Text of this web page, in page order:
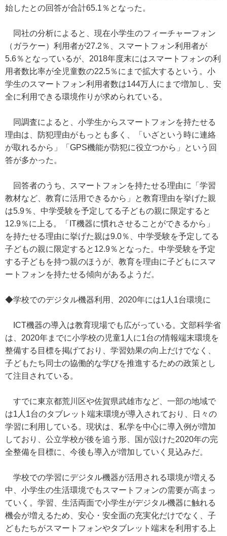
始したとの回答が合計65.1％となった。
同社の分析によると、現在小学生のフィーチャーフォン
（ガラケー）利用者が27.2％、スマートフォン利用者が
5.6％となっているが、2018年度末にはスマートフォンの利
用者数比率が全児童数の22.5％にまで拡大するという。小
学生のスマートフォン利用者数は144万人にまで増加し、安
全に利用できる環境作りが求められている。
同調査によると、小学生からスマートフォンを持たせる
理由は、防犯理由がもっとも多く、「いざという時に連絡
が取れるから」「GPS機能が防犯に役立つから」という回
答が多かった。
回答者のうち、スマートフォンを持たせる理由に「学習
教材など、教育に活用できるから」と教育理由を挙げた親
は5.9％、中学受験を予定してる子どもの親に限定すると
12.9％に上る。「IT機器に慣れさせることができるから」
を持たせる理由に挙げた親は9.0％、中学受験を予定してる
子どもの親に限定すると12.9％となった。中学受験を予定
する子どもを持つ親のほうが、教育を理由に子どもにスマ
ートフォンを持たせる傾向があるようだ。
◆学校でのデジタル機器利用、2020年には1人1台環境に
ICT機器の導入は教育現場でも広がっている。文部科学省
は、2020年までに小学校の児童1人に1台の情報端末環境を
整備する目標を掲げており、学習効果の向上だけでなく、
子どもたち同士の協働的な学びを推進するための政策とし
て注目されている。
すでに東京都荒川区や佐賀県武雄市など、一部の地域で
は1人1台のタブレット端末環境が導入されており、日々の
学習に利用している。現状は、私学を中心に導入例が増加
しており、公立学校が後を追う形、国が設けた2020年の完
全整備を目標に、今後も導入が増加していく見込みだ。
学校での学習にデジタル機器が活用される環境が増える
中、小学生の生活環境でもスマートフォンの需要が高まっ
ていく。学習、生活両面で小学生がデジタル機器に触れる
機会が増えるため、安心・安全面の充実化だけでなく、子
どもたちがスマートフォンやタブレット端末を利用する上